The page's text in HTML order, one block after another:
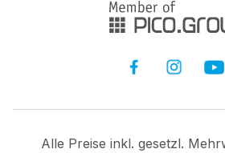
Alle Preise inkl. gesetzl.